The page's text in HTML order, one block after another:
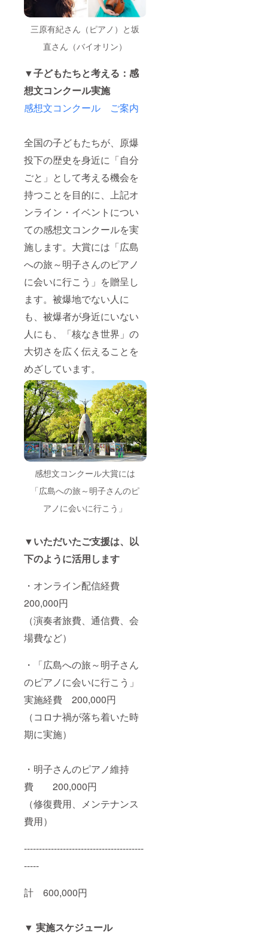
三原有紀さん（ピアノ）と坂
直さん（バイオリン）
▼子どもたちと考える：感
想文コンクール実施
感想文コンクール ご案内
全国の子どもたちが、原爆
投下の歴史を身近に「自分
ごと」として考える機会を
持つことを目的に、上記オ
ンライン・イベントについ
ての感想文コンクールを実
施します。大賞には「広島
への旅～明子さんのピアノ
に会いに行こう」を贈呈し
ます。被爆地でない人に
も、被爆者が身近にいない
人にも、「核なき世界」の
大切さを広く伝えることを
めざしています。
感想文コンクール大賞には
「広島への旅～明子さんのピ
アノに会いに行こう」
▼いただいたご支援は、以
下のように活用します
・オンライン配信経費
200,000円
（演奏者旅費、通信費、会
場費など）
・「広島への旅～明子さん
のピアノに会いに行こう」
実施経費 200,000円
（コロナ禍が落ち着いた時
期に実施）
・明子さんのピアノ維持
費 200,000円
（修復費用、メンテナンス
費用）
----------------------------------------
-----
計 600,000円
▼ 実施スケジュール